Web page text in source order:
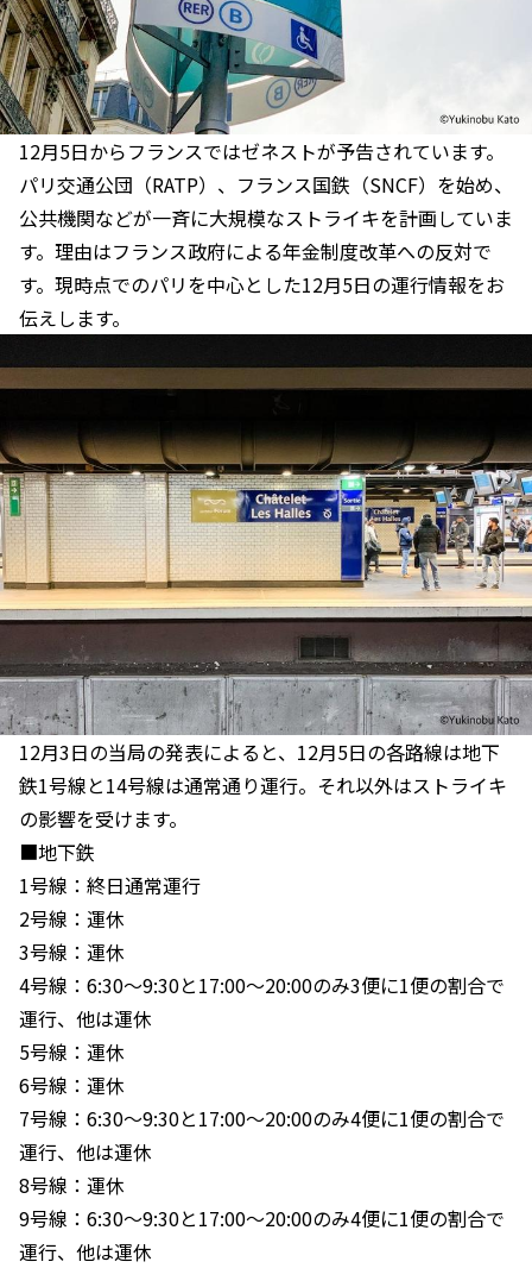
12月5日からフランスではゼネストが予告されています。
パリ交通公団（RATP）、フランス国鉄（SNCF）を始め、
公共機関などが一斉に大規模なストライキを計画していま
す。理由はフランス政府による年金制度改革への反対で
す。現時点でのパリを中心とした12月5日の運行情報をお
伝えします。
12月3日の当局の発表によると、12月5日の各路線は地下
鉄1号線と14号線は通常通り運行。それ以外はストライキ
の影響を受けます。
■地下鉄
1号線：終日通常運行
2号線：運休
3号線：運休
4号線：6:30〜9:30と17:00〜20:00のみ3便に1便の割合で
運行、他は運休
5号線：運休
6号線：運休
7号線：6:30〜9:30と17:00〜20:00のみ4便に1便の割合で
運行、他は運休
8号線：運休
9号線：6:30〜9:30と17:00〜20:00のみ4便に1便の割合で
運行、他は運休